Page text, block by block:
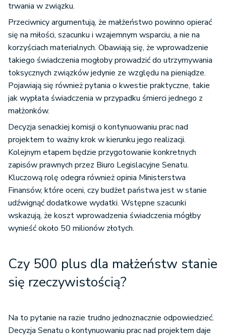
trwania w związku.
Przeciwnicy argumentują, że małżeństwo powinno opierać
się na miłości, szacunku i wzajemnym wsparciu, a nie na
korzyściach materialnych. Obawiają się, że wprowadzenie
takiego świadczenia mogłoby prowadzić do utrzymywania
toksycznych związków jedynie ze względu na pieniądze.
Pojawiają się również pytania o kwestie praktyczne, takie
jak wypłata świadczenia w przypadku śmierci jednego z
małżonków.
Decyzja senackiej komisji o kontynuowaniu prac nad
projektem to ważny krok w kierunku jego realizacji.
Kolejnym etapem będzie przygotowanie konkretnych
zapisów prawnych przez Biuro Legislacyjne Senatu.
Kluczową rolę odegra również opinia Ministerstwa
Finansów, które oceni, czy budżet państwa jest w stanie
udźwignąć dodatkowe wydatki. Wstępne szacunki
wskazują, że koszt wprowadzenia świadczenia mógłby
wynieść około 50 milionów złotych.
Czy 500 plus dla małżeństw stanie
się rzeczywistością?
Na to pytanie na razie trudno jednoznacznie odpowiedzieć.
Decyzja Senatu o kontynuowaniu prac nad projektem daje